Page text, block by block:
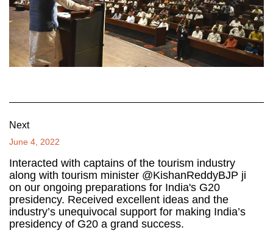
Next
June 4, 2022
Interacted with captains of the tourism industry
along with tourism minister @KishanReddyBJP ji
on our ongoing preparations for India's G20
presidency. Received excellent ideas and the
industry’s unequivocal support for making India’s
presidency of G20 a grand success.